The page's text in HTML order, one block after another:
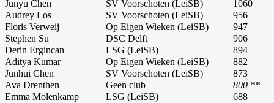
Junyu Chen
SV Voorschoten (LeiSB)
1060
Audrey Los
SV Voorschoten (LeiSB)
956
Floris Verweij
Op Eigen Wieken (LeiSB)
947
Stephen Su
DSC Delft
906
Derin Ergincan
LSG (LeiSB)
894
Aditya Kumar
Op Eigen Wieken (LeiSB)
882
Junhui Chen
SV Voorschoten (LeiSB)
873
Ava Drenthen
Geen club
800 **
Emma Molenkamp
LSG (LeiSB) 688